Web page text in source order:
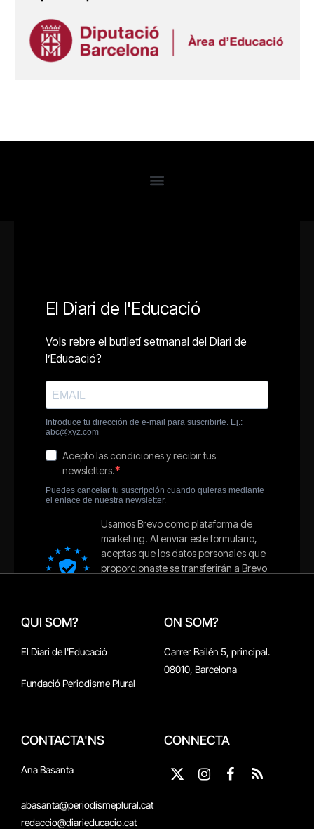
QUI SOM?
El Diari de l'Educació
Fundació Periodisme Plural
ON SOM?
Carrer Bailén 5, principal.
08010, Barcelona
CONTACTA'NS
Ana Basanta
abasanta@periodismeplural.cat
redaccio@diarieducacio.cat
CONNECTA
X
InstagramFacebook
RSS